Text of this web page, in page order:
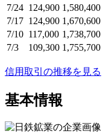
7/24 124,900 1,580,400
7/17 124,900 1,670,600
7/10 117,000 1,738,700
7/3
109,300 1,755,700
信用取引の推移を見る
基本情報